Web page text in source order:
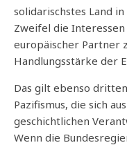
solidarischstes Land
Zweifel die
europäischer Partner
Handlungsstärke der
Das gilt ebenso
Pazifismus, die sich
geschichtlichen
Wenn die